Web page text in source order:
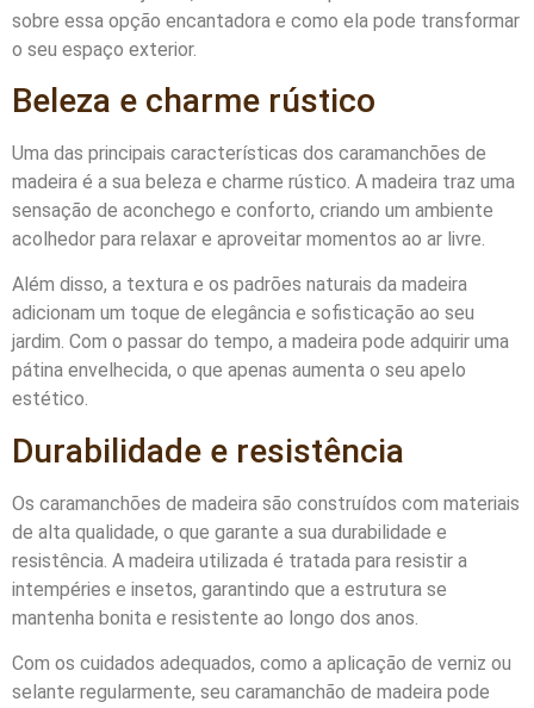
sobre essa opção encantadora e como ela pode transformar
o seu espaço exterior.
Beleza e charme rústico
Uma das principais características dos caramanchões de
madeira é a sua beleza e charme rústico. A madeira traz uma
sensação de aconchego e conforto, criando um ambiente
acolhedor para relaxar e aproveitar momentos ao ar livre.
Além disso, a textura e os padrões naturais da madeira
adicionam um toque de elegância e sofisticação ao seu
jardim. Com o passar do tempo, a madeira pode adquirir uma
pátina envelhecida, o que apenas aumenta o seu apelo
estético.
Durabilidade e resistência
Os caramanchões de madeira são construídos com materiais
de alta qualidade, o que garante a sua durabilidade e
resistência. A madeira utilizada é tratada para resistir a
intempéries e insetos, garantindo que a estrutura se
mantenha bonita e resistente ao longo dos anos.
Com os cuidados adequados, como a aplicação de verniz ou
selante regularmente, seu caramanchão de madeira pode